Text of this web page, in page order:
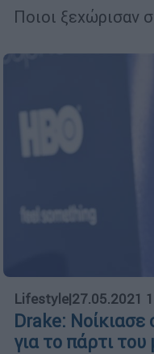
Ποιοι ξεχώρισαν
Lifestyle|27.05.2021
Drake:
για το πάρτι